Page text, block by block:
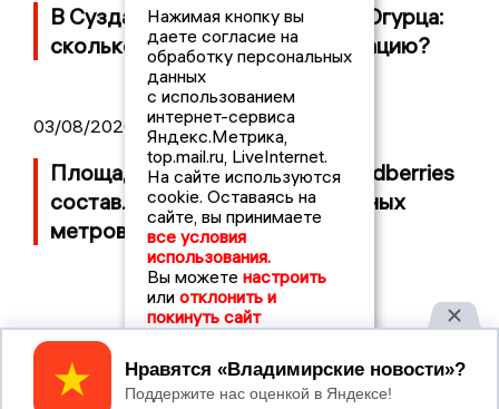
В Суздале прошёл Фестиваль Огурца:
сколько потратили на организацию?
03/08/2026 14:13
Площадь пожара на складе Wildberries
составляет 100 тысяч квадратных
метров
ВЛАДИМИРСКИЕ
НОВОСТИ
2017 © NEWSVLADIMIR.RU | СИ
«Информационное агентство
Нажимая кнопку вы
даете согласие на
обработку персональных
данных
с использованием
интернет-сервиса
Яндекс.Метрика,
top.mail.ru, LiveInternet.
На сайте используются
cookie. Оставаясь на
сайте, вы принимаете
все условия
использования.
Вы можете настроить
или отклонить и
покинуть сайт
Принять